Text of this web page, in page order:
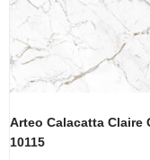
Arteo Calacatta Claire
10115